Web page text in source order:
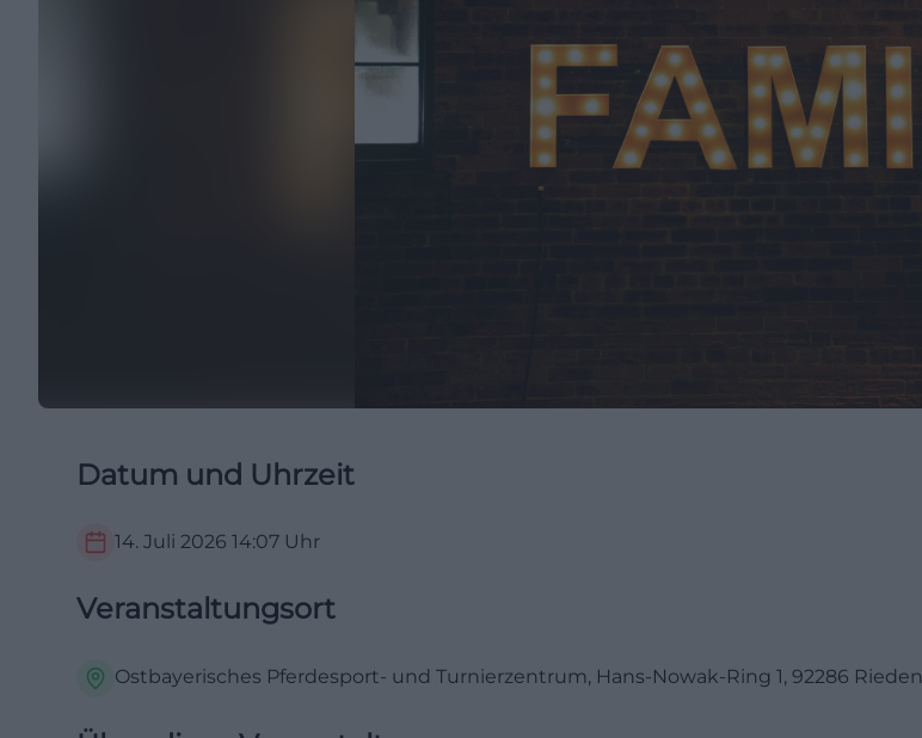
Datum und Uhrzeit
14. Juli 2026 14:07 Uhr
Veranstaltungsort
Ostbayerisches Pferdesport- und Turnierzentrum, Hans-Nowak-Ring 1, 92286 Rieden